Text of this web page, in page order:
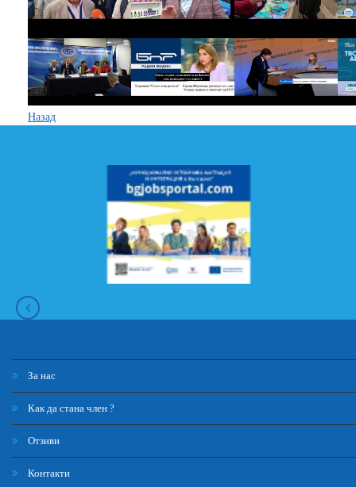
Назад
За нас
Как да стана член ?
Отзиви
Контакти